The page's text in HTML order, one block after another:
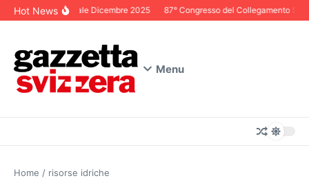
Salta al contenuto
Hot NewsEditoriale Dicembre 2025 87° Congresso del Collegamento
Menu
Home / risorse idriche